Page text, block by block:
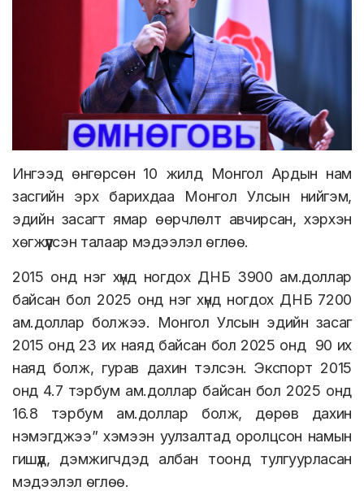
Ингээд өнгөрсөн 10 жилд Монгол Ардын нам
засгийн эрх барихдаа Монгол Улсын нийгэм,
эдийн засагт ямар өөрчлөлт авчирсан, хэрхэн
хөгжүүлсэн талаар мэдээлэл өглөө.
2015 онд нэг хүнд ногдох ДНБ 3900 ам.доллар
байсан бол 2025 онд нэг хүнд ногдох ДНБ 7200
ам.доллар болжээ. Монгол Улсын эдийн засаг
2015 онд 23 их наяд байсан бол 2025 онд 90 их
наяд болж, гурав дахин тэлсэн. Экспорт 2015
онд 4.7 тэрбум ам.доллар байсан бол 2025 онд
16.8 тэрбум ам.доллар болж, дөрөв дахин
нэмэгджээ” хэмээн уулзалтад оролцсон намын
гишүүд, дэмжигчдэд албан тоонд тулгуурласан
мэдээлэл өглөө.